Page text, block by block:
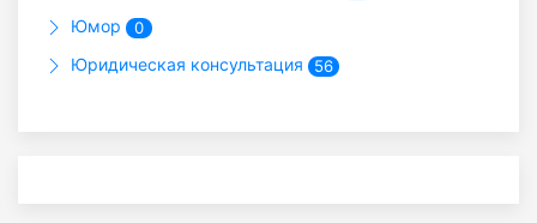
Юмор 0
Юридическая консультация 56